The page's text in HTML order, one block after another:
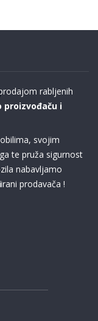
rabljenih
proizvođaču i
svojim
te pruža sigurnost
nabavljamo
prodavača !